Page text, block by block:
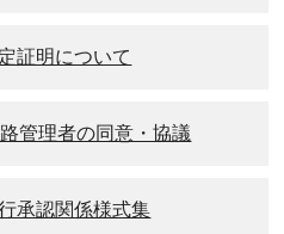
証明について
管理者の同意・協議
承認関係様式集